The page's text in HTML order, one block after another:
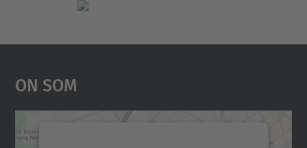
On Som